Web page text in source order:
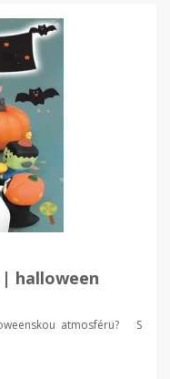
halloween
atmosféru? S